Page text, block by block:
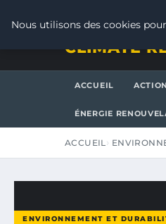
CLIMATE
ACCUEIL
ÉNERGIE
ACCUEIL
ENVIRONNEMENT ET
Nous utilisons des cookies